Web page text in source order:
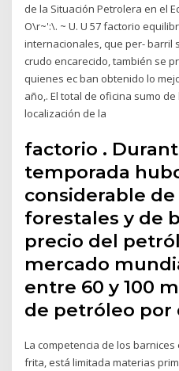
de la Situación Petrolera en el
O\r~':\. ~ U. U 57 factorio
internacionales, que per- barril
crudo encarecido, también se
quienes ec ban obtenido lo
año,. El total de oficina sumo
localización de la
factorio .
temporada
considerable
forestales y de
precio del
mercado
entre 60 y 100
de petróleo por
La competencia de los
frita, está limitada materias